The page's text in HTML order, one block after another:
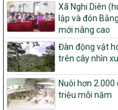
Về việc đăng ký thực hiện
Dự án 2 – Chương trình
giai đoạn 2021-2025 được
827/QĐ-BNNMT
Quyết định Ban hành Kế
mục tiêu quốc gia xây
vững và phát triển kinh tế
số và miền núi giai đoạn
đến năm 2030
Xã Nghi Diên
lập và đón
mới nâng cao
Đàn động vật
trên cây nhìn
Nuôi hơn
triệu mỗi năm